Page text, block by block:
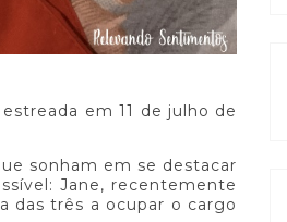
em 11 de julho de
sonham em se destacar
Jane, recentemente
das três a ocupar o cargo